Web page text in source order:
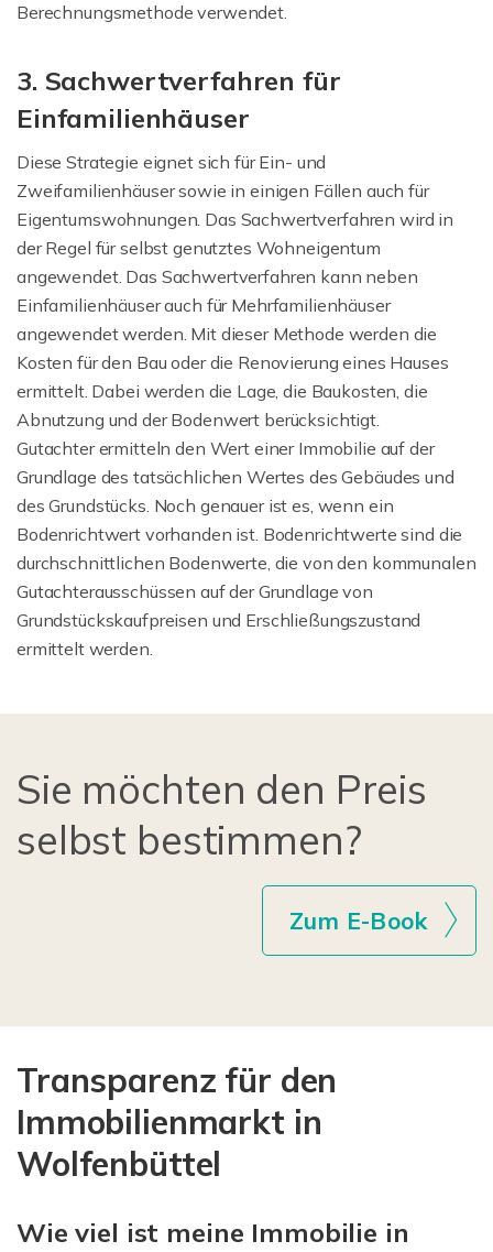
Berechnungsmethode verwendet.
3. Sachwertverfahren für
Einfamilienhäuser
Diese Strategie eignet sich für Ein- und
Zweifamilienhäuser sowie in einigen Fällen auch für
Eigentumswohnungen. Das Sachwertverfahren wird in
der Regel für selbst genutztes Wohneigentum
angewendet. Das Sachwertverfahren kann neben
Einfamilienhäuser auch für Mehrfamilienhäuser
angewendet werden. Mit dieser Methode werden die
Kosten für den Bau oder die Renovierung eines Hauses
ermittelt. Dabei werden die Lage, die Baukosten, die
Abnutzung und der Bodenwert berücksichtigt.
Gutachter ermitteln den Wert einer Immobilie auf der
Grundlage des tatsächlichen Wertes des Gebäudes und
des Grundstücks. Noch genauer ist es, wenn ein
Bodenrichtwert vorhanden ist. Bodenrichtwerte sind die
durchschnittlichen Bodenwerte, die von den kommunalen
Gutachterausschüssen auf der Grundlage von
Grundstückskaufpreisen und Erschließungszustand
ermittelt werden.
Sie möchten den Preis
selbst bestimmen?
Zum E-Book
Transparenz für den
Immobilienmarkt in
Wolfenbüttel
Wie viel ist meine Immobilie in